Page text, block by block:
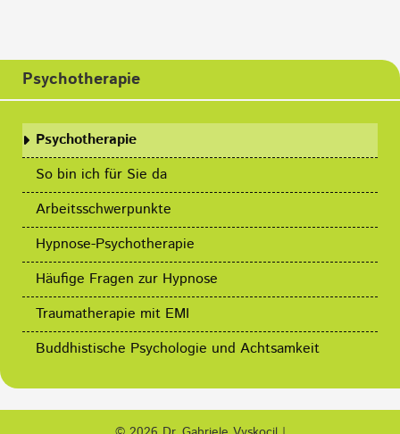
Psychotherapie
überspringen
Psychotherapie
So bin ich für Sie da
Arbeitsschwerpunkte
Hypnose-Psychotherapie
Häufige Fragen zur Hypnose
Traumatherapie mit EMI
Buddhistische Psychologie und Achtsamkeit